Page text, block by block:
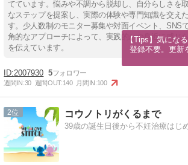
てています。悩みや不調から脱却し、自分らしさを
なステップを提案し、実際の体験や専門知識を交え
す。少人数制のモニター募集や対面イベント、SNS
角的なアプローチによって、実践的かつ身近に感じ
を伝えています。
2007930 5
週間IN:30 週間OUT:140 月間IN:100
2 コウノトリがくるまで
39歳の誕生日後から不妊治療はじ
【Tips】気にな
登録不要。更新